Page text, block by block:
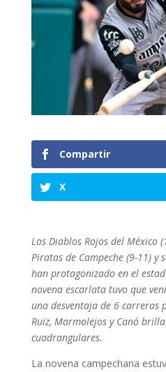
Compartir
X
Los Diablos Rojos del México
Piratas de Campeche (9-11) y
han protagonizado en el
novena escarlata tuvo que
una desventaja de 6 carreras
Ruiz, Marmolejos y Canó
cuadrangulares.
La novena campechana